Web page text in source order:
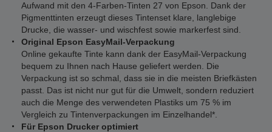
Aufwand mit den 4-Farben-Tinten 27 von Epson. Dank der
Pigmenttinten erzeugt dieses Tintenset klare, langlebige
Drucke, die wasser- und wischfest sowie markerfest sind.
Original Epson EasyMail-Verpackung
Online gekaufte Tinte kann dank der EasyMail-Verpackung
bequem zu Ihnen nach Hause geliefert werden. Die
Verpackung ist so schmal, dass sie in die meisten Briefkästen
passt. Das ist nicht nur gut für die Umwelt, sondern reduziert
auch die Menge des verwendeten Plastiks um 75 % im
Vergleich zu Tintenverpackungen im Einzelhandel*.
Für Epson Drucker optimiert